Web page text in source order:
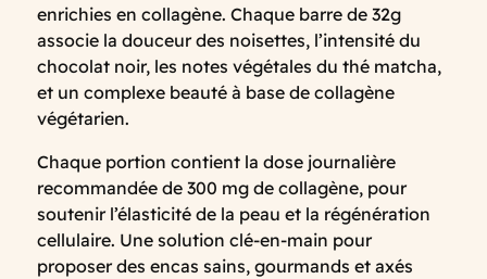
enrichies en collagène. Chaque barre de 32g
associe la douceur des noisettes, l’intensité du
chocolat noir, les notes végétales du thé matcha,
et un complexe beauté à base de collagène
végétarien.
Chaque portion contient la dose journalière
recommandée de 300 mg de collagène, pour
soutenir l’élasticité de la peau et la régénération
cellulaire. Une solution clé-en-main pour
proposer des encas sains, gourmands et axés